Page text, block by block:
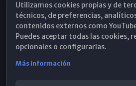
Hemeroteca
WhatsApp
Utilizamos cookies propias y de
técnicos, de preferencias,
contenidos externos como
Puedes aceptar todas las cookies,
opcionales o configurarlas.
Más información